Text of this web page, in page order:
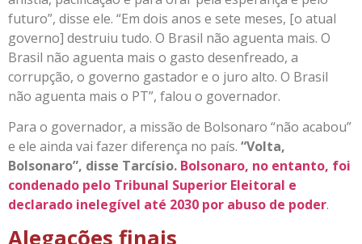
futuro”, disse ele. “Em dois anos e sete meses, [o atual
governo] destruiu tudo. O Brasil não aguenta mais. O
Brasil não aguenta mais o gasto desenfreado, a
corrupção, o governo gastador e o juro alto. O Brasil
não aguenta mais o PT”, falou o governador.
Para o governador, a missão de Bolsonaro “não acabou”
e ele ainda vai fazer diferença no país. “Volta,
Bolsonaro”, disse Tarcísio. Bolsonaro, no entanto, foi
condenado pelo Tribunal Superior Eleitoral e
declarado inelegível até 2030 por abuso de poder.
Alegações finais